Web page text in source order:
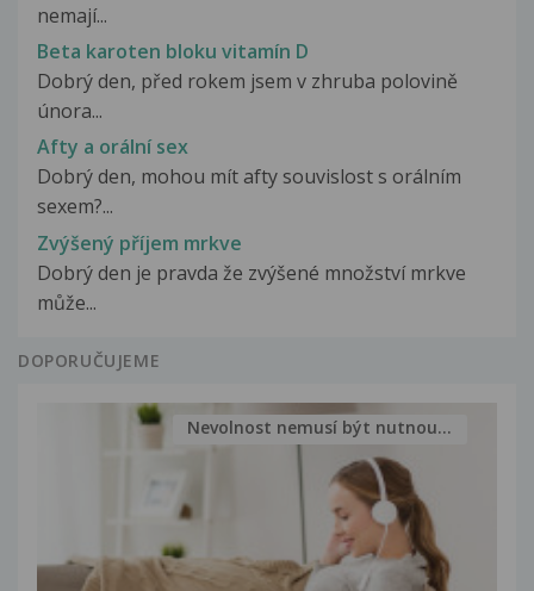
nemají...
Beta karoten bloku vitamín D
Dobrý den, před rokem jsem v zhruba polovině
února...
Afty a orální sex
Dobrý den, mohou mít afty souvislost s orálním
sexem?...
Zvýšený příjem mrkve
Dobrý den je pravda že zvýšené množství mrkve
může...
DOPORUČUJEME
Nevolnost nemusí být nutnou...